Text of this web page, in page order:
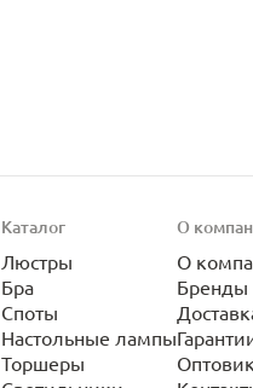
Каталог
Люстры
Бра
Споты
Настольные лампы
Торшеры
О
О
Бренды